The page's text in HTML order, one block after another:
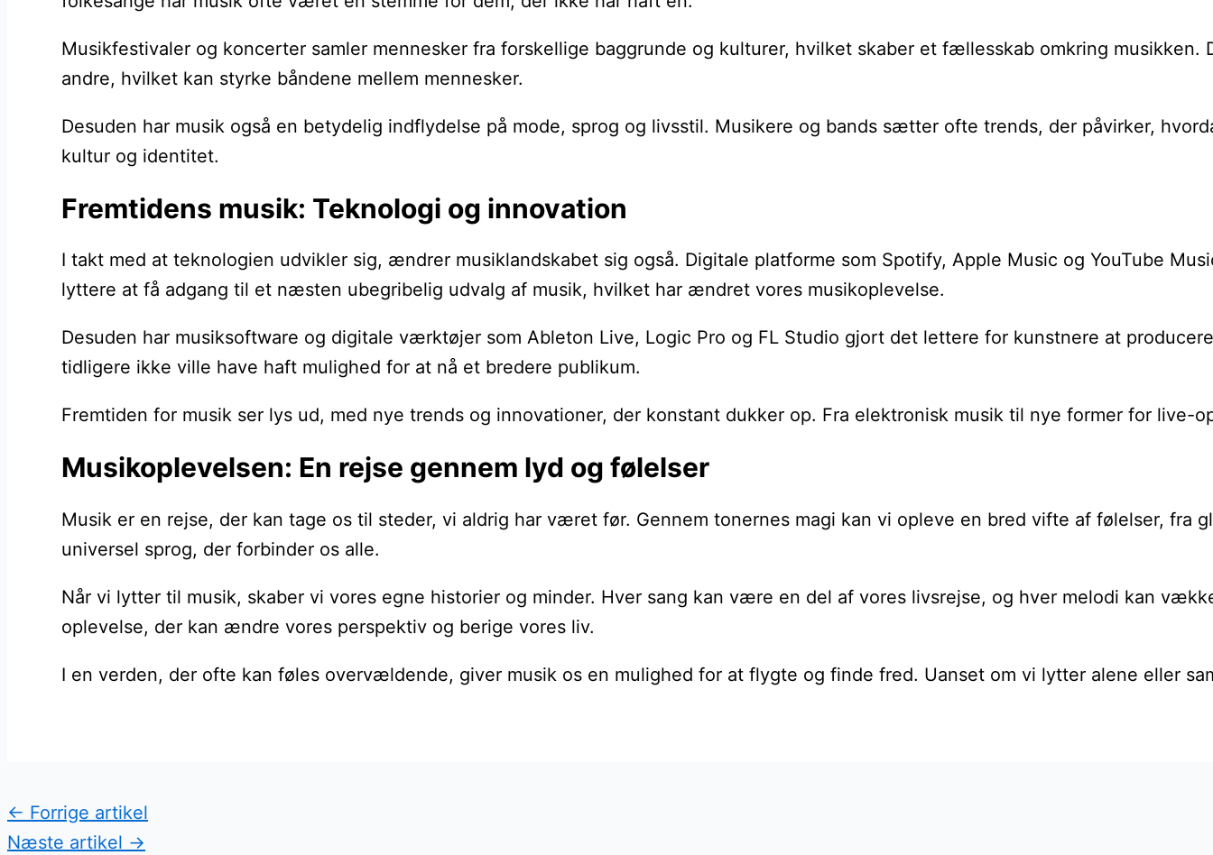
Musikfestivaler og koncerter samler mennesker fra forskellige baggrunde og kulturer, hvilket skaber et fællesskab omkring
andre, hvilket kan styrke båndene mellem mennesker.
Desuden har musik også en betydelig indflydelse på mode, sprog og livsstil. Musikere og bands sætter ofte trends, der påvirker,
kultur og identitet.
Fremtidens musik: Teknologi og innovation
I takt med at teknologien udvikler sig, ændrer musiklandskabet sig også. Digitale platforme som Spotify, Apple Music og YouTube
lyttere at få adgang til et næsten ubegribelig udvalg af musik, hvilket har ændret vores musikoplevelse.
Desuden har musiksoftware og digitale værktøjer som Ableton Live, Logic Pro og FL Studio gjort det lettere for kunstnere at
tidligere ikke ville have haft mulighed for at nå et bredere publikum.
Fremtiden for musik ser lys ud, med nye trends og innovationer, der konstant dukker op. Fra elektronisk musik til nye former for
Musikoplevelsen: En rejse gennem lyd og følelser
Musik er en rejse, der kan tage os til steder, vi aldrig har været før. Gennem tonernes magi kan vi opleve en bred vifte af følelser,
universel sprog, der forbinder os alle.
Når vi lytter til musik, skaber vi vores egne historier og minder. Hver sang kan være en del af vores livsrejse, og hver melodi kan
oplevelse, der kan ændre vores perspektiv og berige vores liv.
I en verden, der ofte kan føles overvældende, giver musik os en mulighed for at flygte og finde fred. Uanset om vi lytter alene eller
← Forrige artikel
Næste artikel →